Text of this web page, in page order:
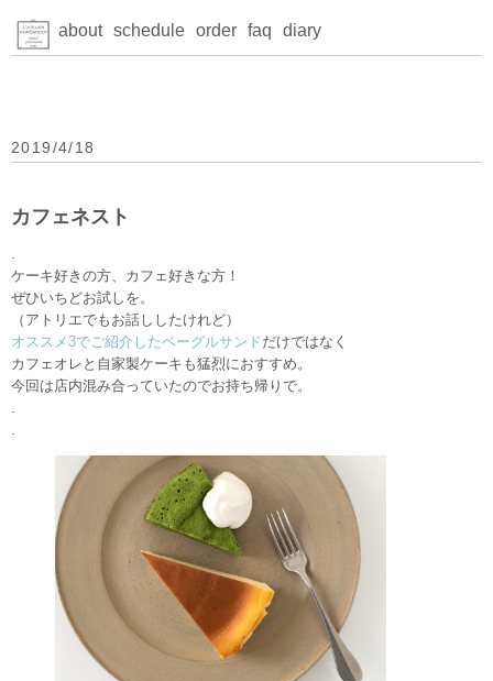
about schedule order faq diary
2019/4/18
カフェネスト
.
ケーキ好きの方、カフェ好きな方！
ぜひいちどお試しを。
（アトリエでもお話ししたけれど）
オススメ3でご紹介したベーグルサンド だけではなく
カフェオレと自家製ケーキも猛烈におすすめ。
今回は店内混み合っていたのでお持ち帰りで。
.
.